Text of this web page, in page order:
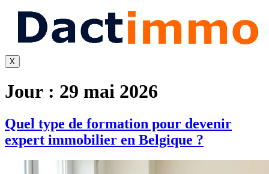
X
Jour : 29 mai 2026
Quel type de formation pour devenir
expert immobilier en Belgique ?